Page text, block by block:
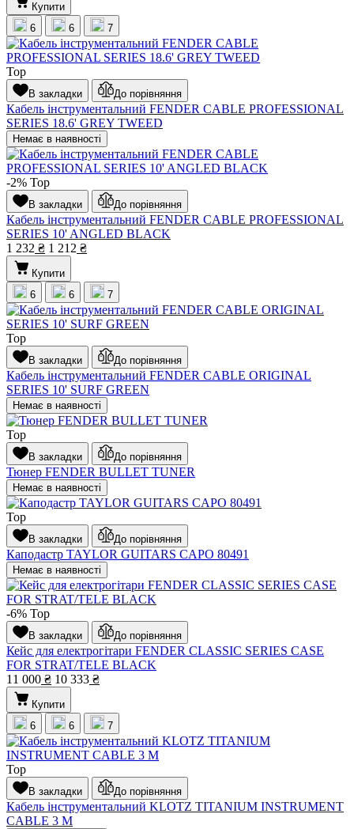
Купити
6
6 7
Top
В закладки До порівняння
Кабель інструментальний FENDER CABLE PROFESSIONAL
SERIES 18.6' GREY TWEED
Немає в наявності
-2% Top
В закладки До порівняння
Кабель інструментальний FENDER CABLE PROFESSIONAL
SERIES 10' ANGLED BLACK
1 232 ₴ 1 212 ₴
Купити
6
6 7
Top
В закладки До порівняння
Кабель інструментальний FENDER CABLE ORIGINAL
SERIES 10' SURF GREEN
Немає в наявності
Top
В закладки До порівняння
Тюнер FENDER BULLET TUNER
Немає в наявності
Top
В закладки До порівняння
Каподастр TAYLOR GUITARS CAPO 80491
Немає в наявності
-6% Top
В закладки До порівняння
Кейс для електрогітари FENDER CLASSIC SERIES CASE
FOR STRAT/TELE BLACK
11 000 ₴ 10 333 ₴
Купити
6
6 7
Top
В закладки До порівняння
Кабель інструментальний KLOTZ TITANIUM INSTRUMENT
CABLE 3 M